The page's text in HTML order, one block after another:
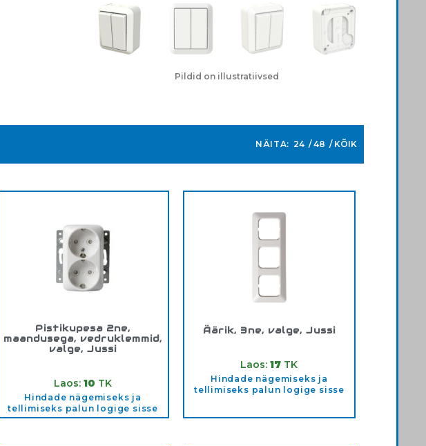
Pildid on illustratiivsed
NÄITA: 24 48 KÕIK
Pistikupesa 2ne,
maandusega, vedruklemmid,
valge, Jussi
Laos: 10 TK
Hindade nägemiseks ja
tellimiseks palun logige sisse
Äärik, 3ne, valge, Jussi
Laos:17 TK
Hindade nägemiseks ja
tellimiseks palun logige sisse